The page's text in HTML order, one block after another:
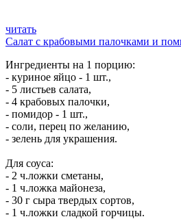
читать
Салат с крабовыми палочками и
Ингредиенты на 1 порцию:
- куриное яйцо - 1 шт.,
- 5 листьев салата,
- 4 крабовых палочки,
- помидор - 1 шт.,
- соли, перец по желанию,
- зелень для украшения.
Для соуса:
- 2 ч.ложки сметаны,
- 1 ч.ложка майонеза,
- 30 г сыра твердых сортов,
- 1 ч.ложки сладкой горчицы.